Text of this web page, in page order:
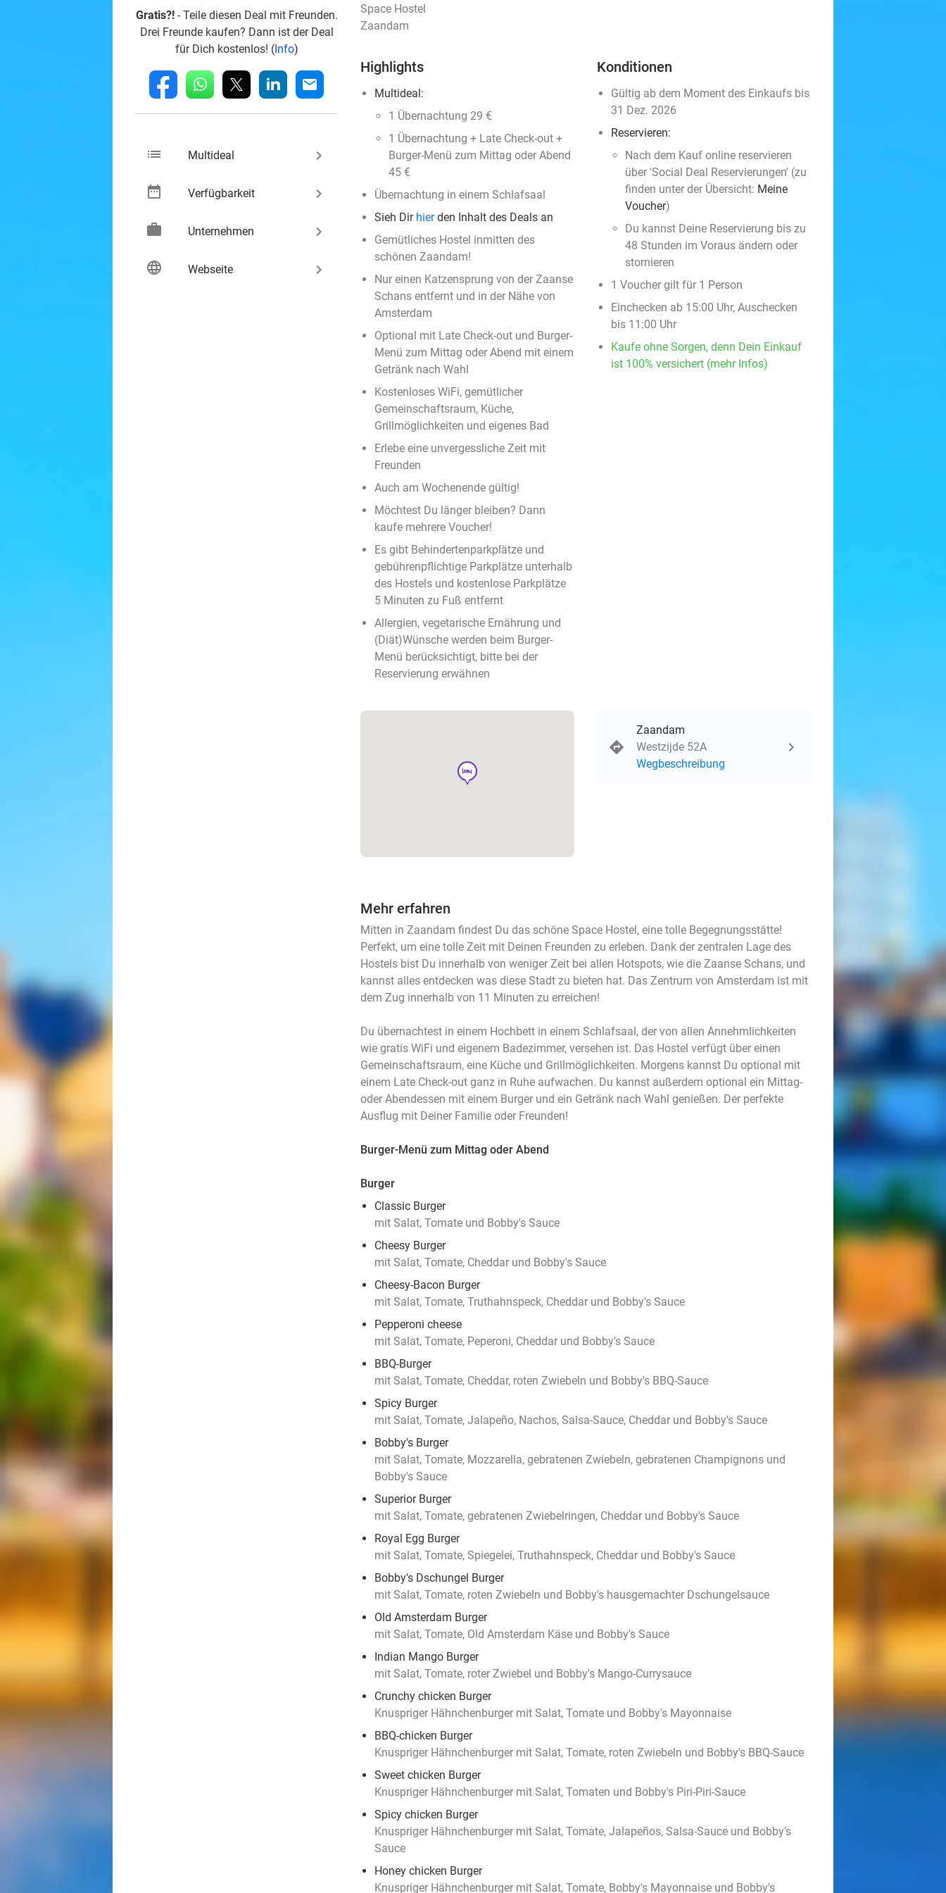
Gratis?!- Teile diesen Deal mit Freunden.
Drei Freunde kaufen? Dann ist der Deal
für Dich kostenlos! (Info)
fb whatsapp linkedin mail
list Multideal keyboard_arrow_right
date_range Verfügbarkeit keyboard_arrow_right
work Unternehmen keyboard_arrow_right
language Webseite keyboard_arrow_right
Space Hostel
Zaandam
Highlights
Multideal:
1 Übernachtung 29 €
1 Übernachtung + Late Check-out +
Burger-Menü zum Mittag oder Abend
45 €
Übernachtung in einem Schlafsaal
Sieh Dir hierden Inhalt des Deals an
Gemütliches Hostel inmitten des
schönen Zaandam!
Nur einen Katzensprung von der Zaanse
Schans entfernt und in der Nähe von
Amsterdam
Optional mit Late Check-out und Burger-
Menü zum Mittag oder Abend mit einem
Getränk nach Wahl
Kostenloses WiFi, gemütlicher
Gemeinschaftsraum, Küche,
Grillmöglichkeiten und eigenes Bad
Erlebe eine unvergessliche Zeit mit
Freunden
Auch am Wochenende gültig!
Möchtest Du länger bleiben? Dann
kaufe mehrere Voucher!
Es gibt Behindertenparkplätze und
gebührenpflichtige Parkplätze unterhalb
des Hostels und kostenlose Parkplätze
5 Minuten zu Fuß entfernt
Allergien, vegetarische Ernährung und
(Diät)Wünsche werden beim Burger-
Menü berücksichtigt, bitte bei der
Reservierung erwähnen
Konditionen
Gültig ab dem Moment des Einkaufs bis
31 Dez. 2026
Reservieren:
Nach dem Kauf online reservieren
über 'Social Deal Reservierungen' (zu
finden unter der Übersicht: Meine
Voucher)
Du kannst Deine Reservierung bis zu
48 Stunden im Voraus ändern oder
stornieren
1 Voucher gilt für 1 Person
Einchecken ab 15:00 Uhr, Auschecken
bis 11:00 Uhr
Kaufe ohne Sorgen, denn Dein Einkauf
ist 100% versichert (mehr Infos)
hotel
Zaandam
Westzijde 52A
Wegbeschreibung
Mehr erfahren
Mitten in Zaandam findest Du das schöne Space Hostel, eine tolle Begegnungsstätte!
Perfekt, um eine tolle Zeit mit Deinen Freunden zu erleben. Dank der zentralen Lage des
Hostels bist Du innerhalb von weniger Zeit bei allen Hotspots, wie die Zaanse Schans, und
kannst alles entdecken was diese Stadt zu bieten hat. Das Zentrum von Amsterdam ist mit
dem Zug innerhalb von 11 Minuten zu erreichen!
Du übernachtest in einem Hochbett in einem Schlafsaal, der von allen Annehmlichkeiten
wie gratis WiFi und eigenem Badezimmer, versehen ist. Das Hostel verfügt über einen
Gemeinschaftsraum, eine Küche und Grillmöglichkeiten. Morgens kannst Du optional mit
einem Late Check-out ganz in Ruhe aufwachen. Du kannst außerdem optional ein Mittag-
oder Abendessen mit einem Burger und ein Getränk nach Wahl genießen. Der perfekte
Ausflug mit Deiner Familie oder Freunden!
Burger-Menü zum Mittag oder Abend
Burger
Classic Burger
mit Salat, Tomate und Bobby's Sauce
Cheesy Burger
mit Salat, Tomate, Cheddar und Bobby's Sauce
Cheesy-Bacon Burger
mit Salat, Tomate, Truthahnspeck, Cheddar und Bobby's Sauce
Pepperoni cheese
mit Salat, Tomate, Peperoni, Cheddar und Bobby's Sauce
BBQ-Burger
mit Salat, Tomate, Cheddar, roten Zwiebeln und Bobby's BBQ-Sauce
Spicy Burger
mit Salat, Tomate, Jalapeño, Nachos, Salsa-Sauce, Cheddar und Bobby's Sauce
Bobby's Burger
mit Salat, Tomate, Mozzarella, gebratenen Zwiebeln, gebratenen Champignons und
Bobby's Sauce
Superior Burger
mit Salat, Tomate, gebratenen Zwiebelringen, Cheddar und Bobby's Sauce
Royal Egg Burger
mit Salat, Tomate, Spiegelei, Truthahnspeck, Cheddar und Bobby's Sauce
Bobby's Dschungel Burger
mit Salat, Tomate, roten Zwiebeln und Bobby's hausgemachter Dschungelsauce
Old Amsterdam Burger
mit Salat, Tomate, Old Amsterdam Käse und Bobby's Sauce
Indian Mango Burger
mit Salat, Tomate, roter Zwiebel und Bobby's Mango-Currysauce
Crunchy chicken Burger
Knuspriger Hähnchenburger mit Salat, Tomate und Bobby's Mayonnaise
BBQ-chicken Burger
Knuspriger Hähnchenburger mit Salat, Tomate, roten Zwiebeln und Bobby's BBQ-Sauce
Sweet chicken Burger
Knuspriger Hähnchenburger mit Salat, Tomaten und Bobby's Piri-Piri-Sauce
Spicy chicken Burger
Knuspriger Hähnchenburger mit Salat, Tomate, Jalapeños, Salsa-Sauce und Bobby's
Sauce
Honey chicken Burger
Knuspriger Hähnchenburger mit Salat, Tomate, Bobby's Mayonnaise und Bobby's